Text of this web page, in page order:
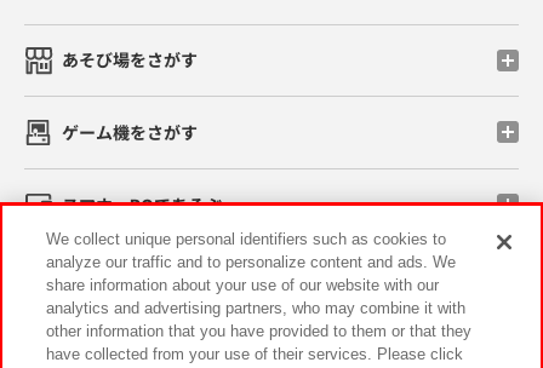
あそび場をさがす
ゲーム機をさがす
スマホ・PCであそぶ
イベント・キャンペーン
We collect unique personal identifiers such as cookies to
analyze our traffic and to personalize content and ads. We
share information about your use of our website with our
analytics and advertising partners, who may combine it with
other information that you have provided to them or that they
have collected from your use of their services. Please click